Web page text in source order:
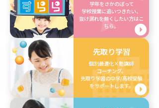
学年をさかのぼって
学校授業に追いつきたい、
抜け漏れを無くしたい方はこ
ちら。
先取り学習
個別最適化×塾講師
コーチング。
先取り学習の中学/高校受験
をサポートします。